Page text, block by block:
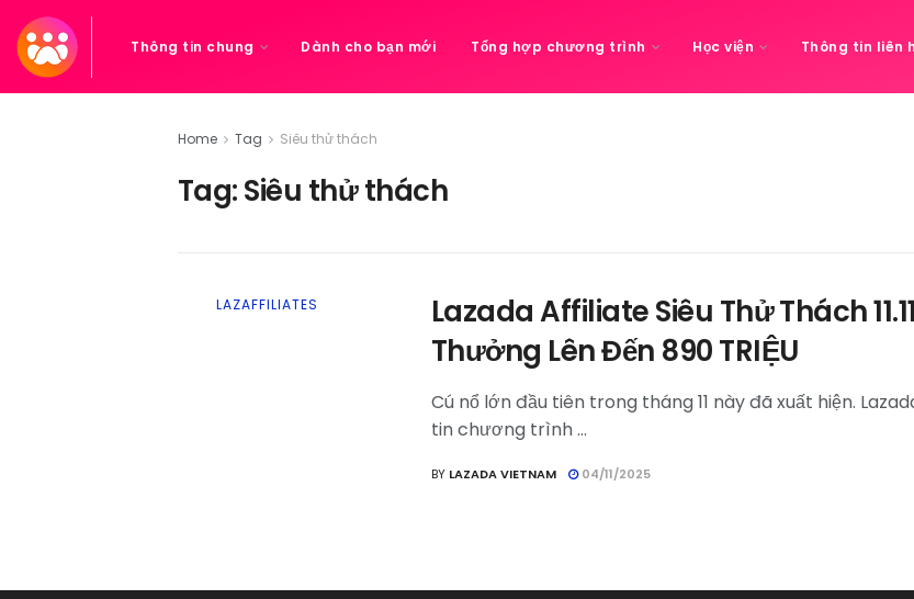
Thông tin chung Dành cho bạn mới Tổng hợp chương trình Học viện Thông tin liên
Home Tag Siêu thử thách
Tag:Siêu thử thách
LAZAFFILIATES
Lazada Affiliate Siêu Thử Thách
Thưởng Lên Đến 890 TRIỆU
Cú nổ lớn đầu tiên trong tháng 11 này đã xuất hiện.
tin chương trình ...
BY LAZADA VIETNAM 04/11/2025